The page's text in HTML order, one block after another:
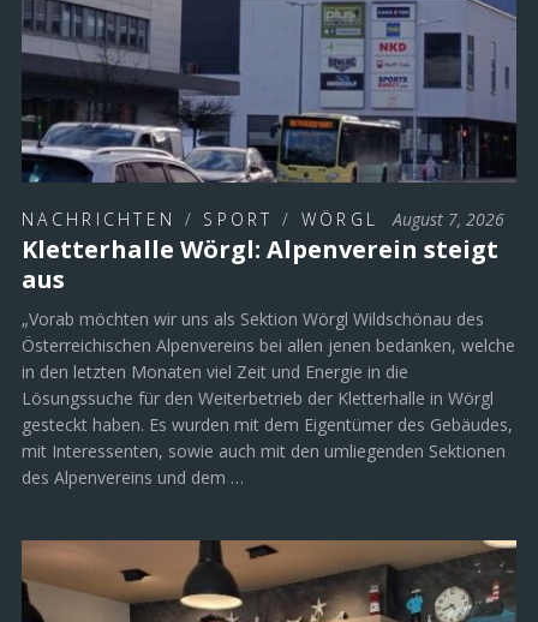
NACHRICHTEN / SPORT / WÖRGL August 7, 2026
Kletterhalle Wörgl: Alpenverein steigt
aus
„Vorab möchten wir uns als Sektion Wörgl Wildschönau des
Österreichischen Alpenvereins bei allen jenen bedanken, welche
in den letzten Monaten viel Zeit und Energie in die
Lösungssuche für den Weiterbetrieb der Kletterhalle in Wörgl
gesteckt haben. Es wurden mit dem Eigentümer des Gebäudes,
mit Interessenten, sowie auch mit den umliegenden Sektionen
des Alpenvereins und dem …